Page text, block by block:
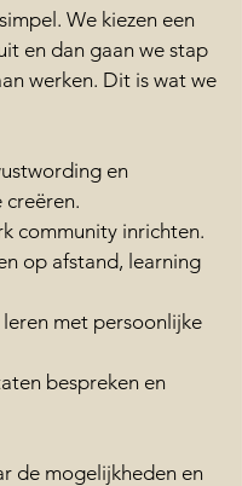
We kiezen een
en dan gaan we stap
werken. Dit is wat we
en
creëren.
community inrichten.
op afstand, learning
leren met persoonlijke
bespreken en
de mogelijkheden en